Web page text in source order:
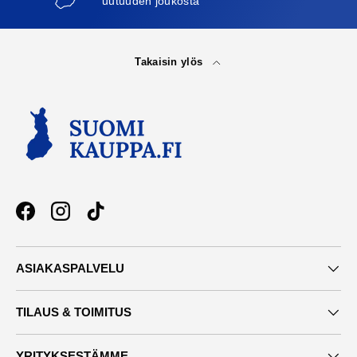
Takaisin ylös
FacebookInstagramTikTok
ASIAKASPALVELU
TILAUS & TOIMITUS